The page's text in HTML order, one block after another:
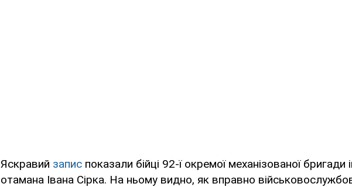
Яскравий запис показали бійці 92-ї окремої механізованої бригади
отамана Івана Сірка. На ньому видно, як вправно